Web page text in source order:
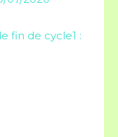
fin de cycle1 :